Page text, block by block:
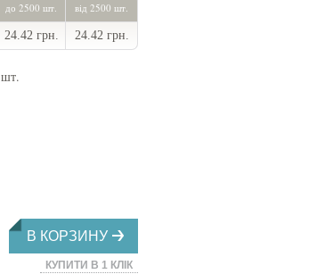
до 2500 шт. від 2500 шт.
24.42 грн. 24.42 грн.
шт.
В КОРЗИНУ
КУПИТИ В 1 КЛІК